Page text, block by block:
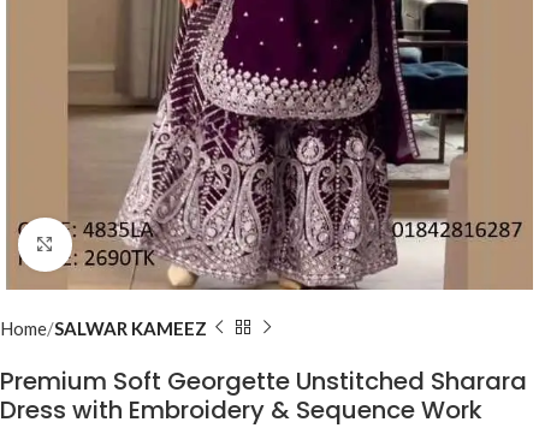
Click to enlarge
Home SALWAR KAMEEZ
Premium Soft Georgette Unstitched Sharara
Dress with Embroidery & Sequence Work